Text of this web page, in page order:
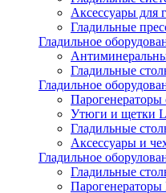
Аксессуары для
Гладильные
Гладильное
Гладильные
Гладильное
Утюги и щетки
Гладильные
Аксессуары и
Гладильное
Гладильные
Парогенераторы